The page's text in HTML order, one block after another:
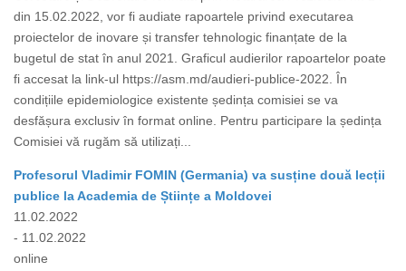
din 15.02.2022, vor fi audiate rapoartele privind executarea
proiectelor de inovare și transfer tehnologic finanțate de la
bugetul de stat în anul 2021. Graficul audierilor rapoartelor poate
fi accesat la link-ul https://asm.md/audieri-publice-2022. În
condițiile epidemiologice existente ședința comisiei se va
desfășura exclusiv în format online. Pentru participare la ședința
Comisiei vă rugăm să utilizați...
Profesorul Vladimir FOMIN (Germania) va susține două lecții
publice la Academia de Științe a Moldovei
11.02.2022
- 11.02.2022
online